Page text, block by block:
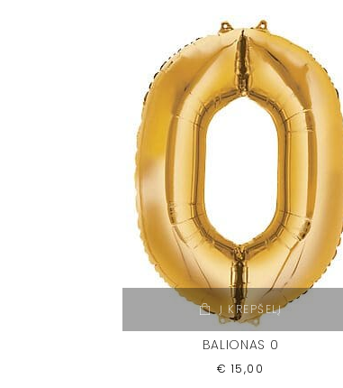
Į KREPŠELĮ
BALIONAS 0
€ 15,00